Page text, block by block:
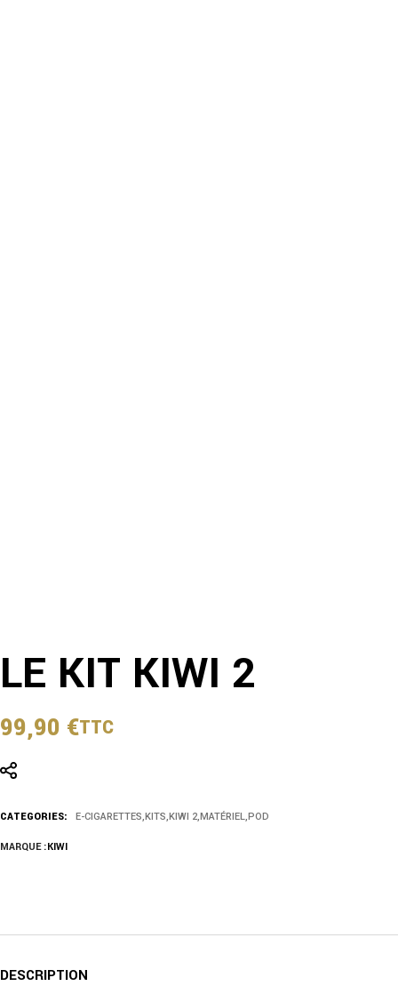
LE KIT KIWI 2
99,90 €TTC
CATEGORIES: E-CIGARETTES,KITS,KIWI 2,MATÉRIEL,POD
MARQUE :KIWI
DESCRIPTION